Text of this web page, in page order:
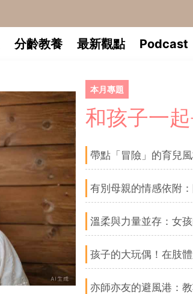
分齡教養 最新觀點 Podcast
本月專題
和孩子一
帶點「冒險」的育兒
有別母親的情感依附
溫柔與力量並存：女
孩子的大玩偶！在肢
亦師亦友的避風港：